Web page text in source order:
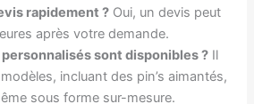
rapidement ? Oui, un devis peut
après votre demande.
personnalisés sont disponibles ? Il
incluant des pin’s aimantés,
sous forme sur-mesure.